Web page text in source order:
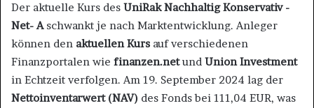
Der aktuelle Kurs des UniRak Nachhaltig Konservativ -
Net- Aschwankt je nach Marktentwicklung. Anleger
können den aktuellen Kurs auf verschiedenen
Finanzportalen wie finanzen.netund Union Investment
in Echtzeit verfolgen. Am 19. September 2024 lag der
Nettoinventarwert (NAV) des Fonds bei 111,04 EUR, was